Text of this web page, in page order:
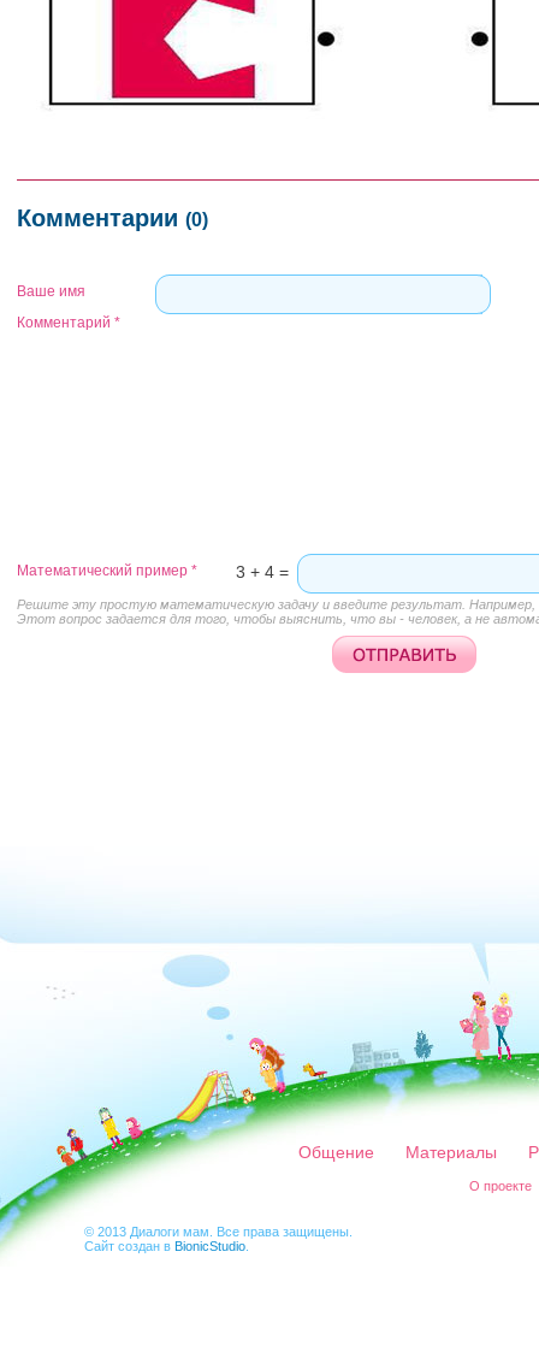
Комментарии (0)
Ваше имя
Комментарий *
Этот вопрос задается для того, чтобы выяснить, что вы - человек, а не
Математический пример * 3 + 4 =
Решите эту простую математическую задачу и введите результат. Например,
Общение Материалы
О проекте
© 2013 Диалоги мам. Все права защищены.
Сайт создан в BionicStudio